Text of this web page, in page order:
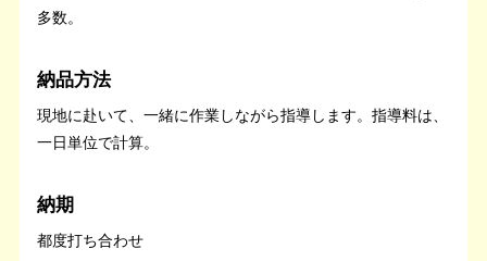
多数。
納品方法
現地に赴いて、一緒に作業しながら指導します。指導料は、
一日単位で計算。
納期
都度打ち合わせ